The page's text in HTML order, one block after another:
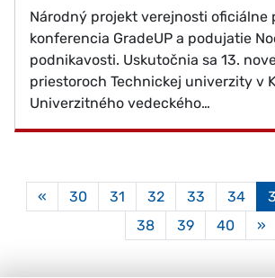
Národný projekt verejnosti oficiálne
konferencia GradeUP a podujatie
podnikavosti. Uskutočnia sa 13.
priestoroch Technickej univerzity v
Univerzitného vedeckého…
« 30 31 32 33 34
38
39 40 »